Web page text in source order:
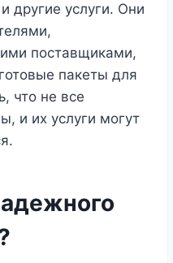
другие услуги. Они
поставщиками,
пакеты для
что не все
и их услуги могут